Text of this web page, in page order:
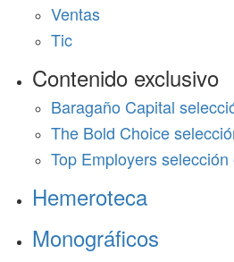
Ventas
Tic
Contenido exclusivo
Baragaño Capital
The Bold Choice
Top Employers
Hemeroteca
Monográficos